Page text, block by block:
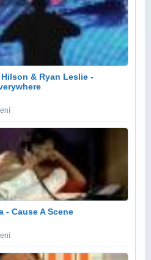
& Ryan Leslie -
- Cause A Scene